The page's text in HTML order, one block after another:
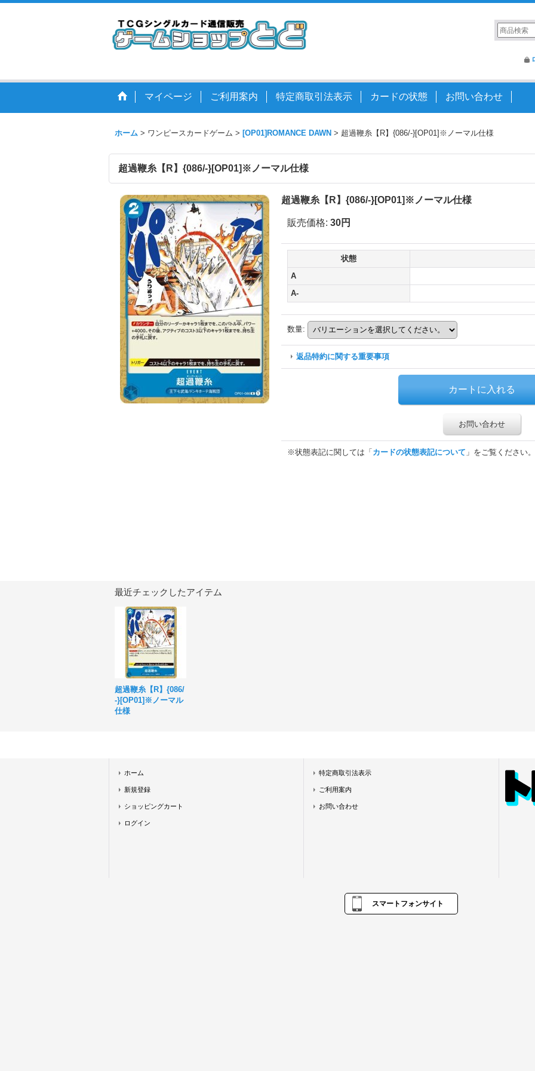
マイページ ご利用案内 特定商取引法表示 カードの状態 お問い合わせ
ホーム > ワンピースカードゲーム > [OP01]ROMANCE DAWN > 超過鞭糸【R】{086/-}[OP01]※ノーマル仕様
超過鞭糸【R】{086/-}[OP01]※ノーマル仕様
超過鞭糸【R】{086/-}[OP01]※ノーマル仕様
販売価格: 30円
状態
A
A-
数量:
返品特約に関する重要事項
お問い合わせ
※状態表記に関しては「 カードの状態表記について 」をご覧ください。
最近チェックしたアイテム
超過鞭糸【R】{086/
-}[OP01]※ノーマル
仕様
ホーム
新規登録
ショッピングカート
ログイン
特定商取引法表示
ご利用案内
お問い合わせ
スマートフォンサイト